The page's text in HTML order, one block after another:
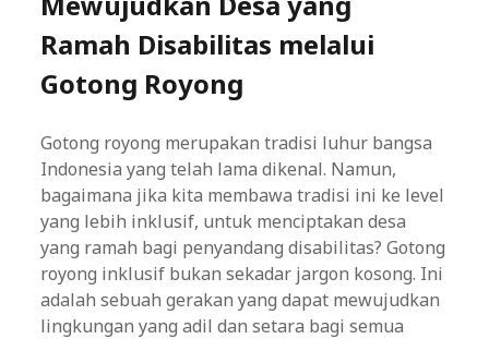
Ramah Disabilitas melalui
Gotong Royong
Gotong royong merupakan tradisi luhur bangsa
Indonesia yang telah lama dikenal. Namun,
bagaimana jika kita membawa tradisi ini ke level
yang lebih inklusif, untuk menciptakan desa
yang ramah bagi penyandang disabilitas? Gotong
royong inklusif bukan sekadar jargon kosong. Ini
adalah sebuah gerakan yang dapat mewujudkan
lingkungan yang adil dan setara bagi semua